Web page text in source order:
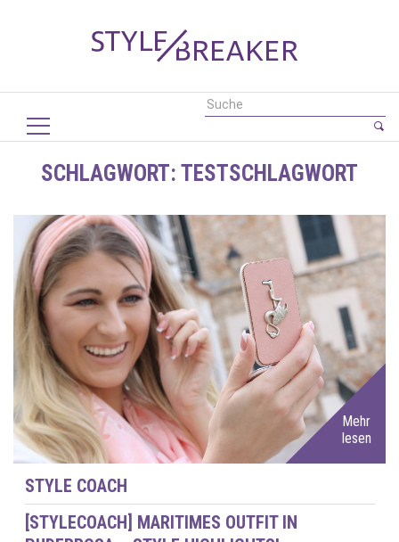
SCHLAGWORT: TESTSCHLAGWORT
Mehr
lesen
STYLE COACH
[STYLECOACH] MARITIMES OUTFIT IN